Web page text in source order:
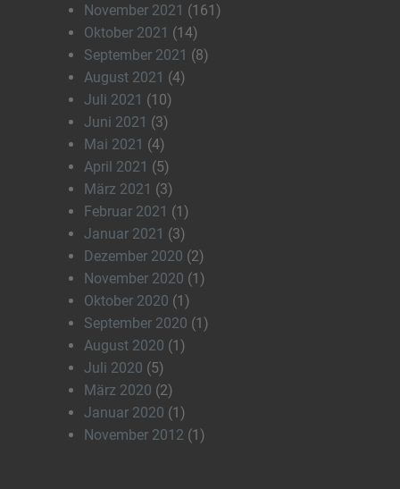
November 2021 (161)
Oktober 2021 (14)
September 2021 (8)
August 2021 (4)
Juli 2021 (10)
Juni 2021 (3)
Mai 2021 (4)
April 2021 (5)
März 2021 (3)
Februar 2021 (1)
Januar 2021 (3)
Dezember 2020 (2)
November 2020 (1)
Oktober 2020 (1)
September 2020 (1)
August 2020 (1)
Juli 2020 (5)
März 2020 (2)
Januar 2020 (1)
November 2012 (1)